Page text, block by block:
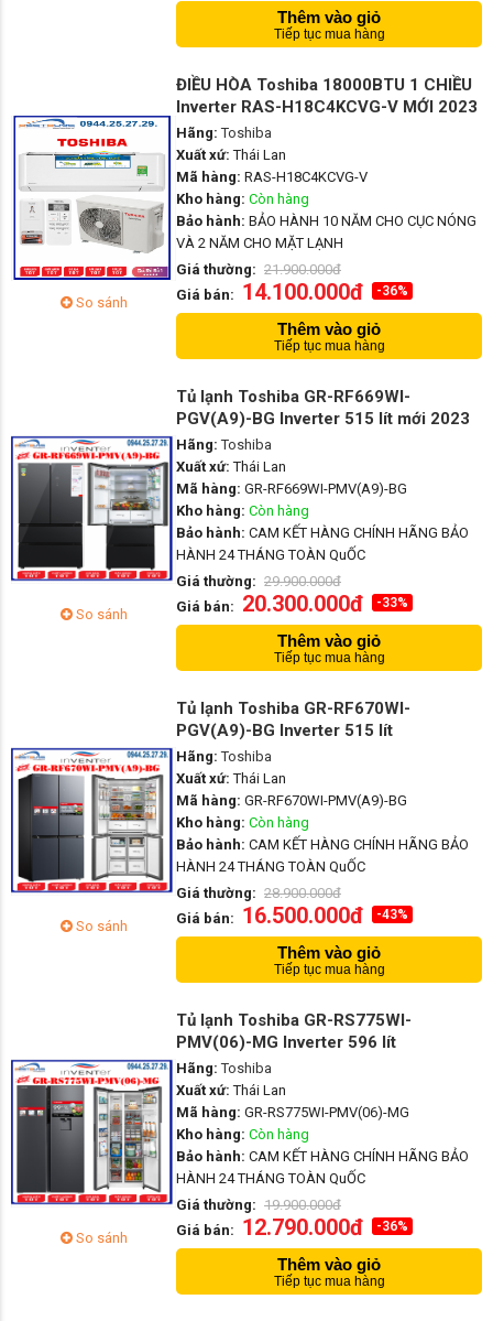
Thêm vào giỏ
Tiếp tục mua hàng
So sánh
ĐIỀU HÒA Toshiba 18000BTU 1 CHIỀU
Inverter RAS-H18C4KCVG-V MỚI 2023
Hãng: Toshiba
Xuất xứ: Thái Lan
Mã hàng: RAS-H18C4KCVG-V
Kho hàng: Còn hàng
Bảo hành: BẢO HÀNH 10 NĂM CHO CỤC NÓNG
VÀ 2 NĂM CHO MẶT LẠNH
Giá thường: 21.900.000đ
Giá bán: 14.100.000đ -36%
Thêm vào giỏ
Tiếp tục mua hàng
So sánh
Tủ lạnh Toshiba GR-RF669WI-
PGV(A9)-BG Inverter 515 lít mới 2023
Hãng: Toshiba
Xuất xứ: Thái Lan
Mã hàng: GR-RF669WI-PMV(A9)-BG
Kho hàng: Còn hàng
Bảo hành: CAM KẾT HÀNG CHÍNH HÃNG BẢO
HÀNH 24 THÁNG TOÀN QuỐC
Giá thường: 29.900.000đ
Giá bán: 20.300.000đ -33%
Thêm vào giỏ
Tiếp tục mua hàng
So sánh
Tủ lạnh Toshiba GR-RF670WI-
PGV(A9)-BG Inverter 515 lít
Hãng: Toshiba
Xuất xứ: Thái Lan
Mã hàng: GR-RF670WI-PMV(A9)-BG
Kho hàng: Còn hàng
Bảo hành: CAM KẾT HÀNG CHÍNH HÃNG BẢO
HÀNH 24 THÁNG TOÀN QuỐC
Giá thường: 28.900.000đ
Giá bán: 16.500.000đ -43%
Thêm vào giỏ
Tiếp tục mua hàng
So sánh
Tủ lạnh Toshiba GR-RS775WI-
PMV(06)-MG Inverter 596 lít
Hãng: Toshiba
Xuất xứ: Thái Lan
Mã hàng: GR-RS775WI-PMV(06)-MG
Kho hàng: Còn hàng
Bảo hành: CAM KẾT HÀNG CHÍNH HÃNG BẢO
HÀNH 24 THÁNG TOÀN QuỐC
Giá thường: 19.900.000đ
Giá bán: 12.790.000đ -36%
Thêm vào giỏ
Tiếp tục mua hàng